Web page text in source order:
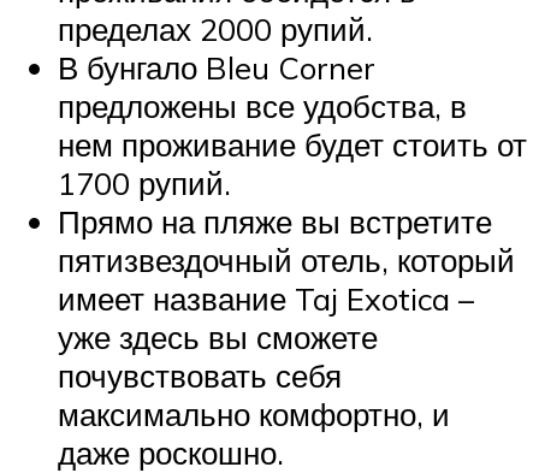
пределах 2000 рупий.
В бунгало Bleu Corner
предложены все удобства, в
нем проживание будет стоить от
1700 рупий.
Прямо на пляже вы встретите
пятизвездочный отель, который
имеет название Taj Exotica –
уже здесь вы сможете
почувствовать себя
максимально комфортно, и
даже роскошно.